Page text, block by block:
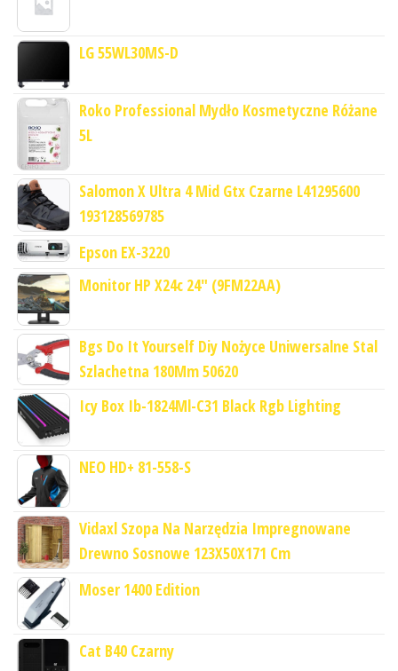
LG 55WL30MS-D
Roko Professional Mydło Kosmetyczne Różane
5L
Salomon X Ultra 4 Mid Gtx Czarne L41295600
193128569785
Epson EX-3220
Monitor HP X24c 24" (9FM22AA)
Bgs Do It Yourself Diy Nożyce Uniwersalne Stal
Szlachetna 180Mm 50620
Icy Box Ib-1824Ml-C31 Black Rgb Lighting
NEO HD+ 81-558-S
Vidaxl Szopa Na Narzędzia Impregnowane
Drewno Sosnowe 123X50X171 Cm
Moser 1400 Edition
Cat B40 Czarny